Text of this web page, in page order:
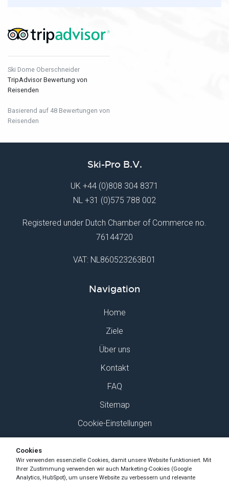
Ski Dome Oberschneider
TripAdvisor Bewertung von
Reisenden
Basierend auf 48 Bewertungen von
Reisenden
Ski-Pro B.V.
UK +44 (0)808 304 8371
NL +31 (0)575 788 002
Registered under Dutch Chamber of Commerce no.
76144720
VAT: NL860523263B01
Navigation
Home
Ziele
Über uns
Kontakt
FAQ
Sitemap
Cookie-Einstellungen
Finden Sie uns auf Social Media
Cookies
Wir verwenden essenzielle Cookies, damit unsere Website funktioniert. Mit
Ihrer Zustimmung verwenden wir auch Marketing-Cookies (Google
Analytics, HubSpot), um unsere Website zu verbessern und relevante